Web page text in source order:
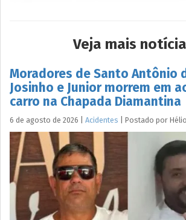
Veja mais
Moradores de Santo Antônio
Josinho e Junior morrem em
carro na Chapada Diamantina
6 de agosto de 2026 Acidentes Postado por Hélio